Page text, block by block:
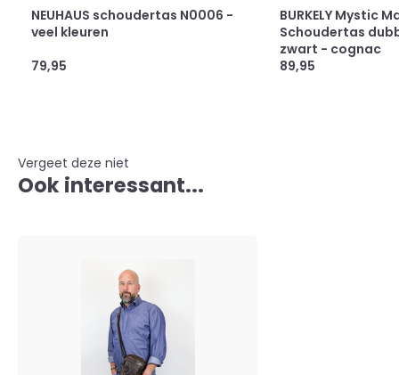
NEUHAUS schoudertas N0006 -
veel kleuren
79,95
BURKELY Mystic
Schoudertas
zwart - cognac
89,95
Vergeet deze niet
Ook interessant...